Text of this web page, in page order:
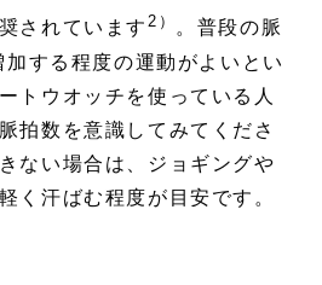
されています 2） 。普段の脈
する程度の運動がよいとい
トウオッチを使っている人
拍数を意識してみてくださ
ない場合は、ジョギングや
く汗ばむ程度が目安です。